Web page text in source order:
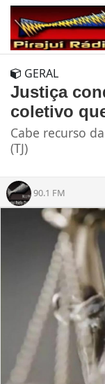
GERAL
Justiça
coletivo
Cabe recurso
(TJ)
90.1 FM